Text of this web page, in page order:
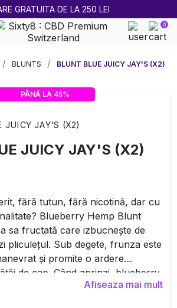
GRATUITA DE LA 250 LEI
0
BLUNTS BLUNT BLUE JUICY JAY'S (X2)
PÂNĂ LA 45%
JUICY JAY'S (X2)
fără tutun, fără nicotină, dar cu
Blueberry Hemp Blunt
sa fructată care izbucnește de
pliculețul. Sub degete, frunza este
și promite o ardere
de cap. Când aprinzi, blueberry
rotundă, niciodată exagerat
Afiseaza mai mult